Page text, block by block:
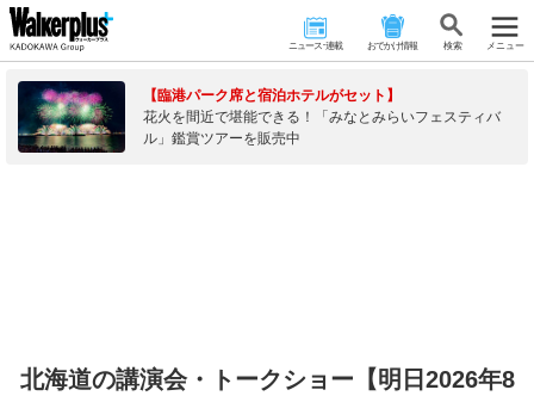
ニュース･連載 おでかけ情報 検 索 メニュー
【臨港パーク席と宿泊ホテルがセット】
花火を間近で堪能できる！「みなとみらいフェスティバ
ル」鑑賞ツアーを販売中
北海道の講演会・トークショー【明日2026年8